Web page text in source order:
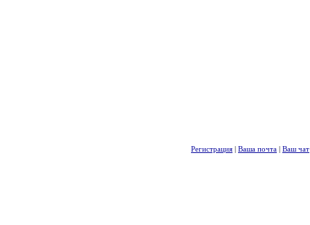
Регистрация | Ваша почта | Ваш чат